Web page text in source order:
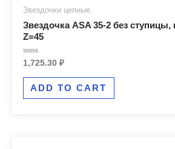
Звездочки цепные
Звездочка ASA 35-2 без ступицы,
Z=45
Rated
out
1,725.30 ₽
ADD TO CART